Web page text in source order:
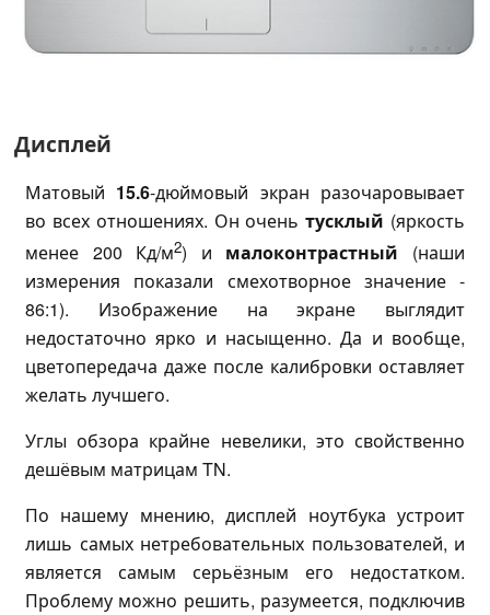
Дисплей
Матовый 15.6-дюймовый экран разочаровывает
во всех отношениях. Он оченьтусклый (яркость
менее 200 Кд/м2) и малоконтрастный (наши
измерения показали смехотворное значение -
86:1). Изображение на экране выглядит
недостаточно ярко и насыщенно. Да и вообще,
цветопередача даже после калибровки оставляет
желать лучшего.
Углы обзора крайне невелики, это свойственно
дешёвым матрицам TN.
По нашему мнению, дисплей ноутбука устроит
лишь самых нетребовательных пользователей, и
является самым серьёзным его недостатком.
Проблему можно решить, разумеется, подключив